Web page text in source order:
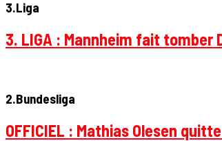
3.Liga
3. LIGA : Mannheim fait tomber
2.Bundesliga
OFFICIEL : Mathias Olesen